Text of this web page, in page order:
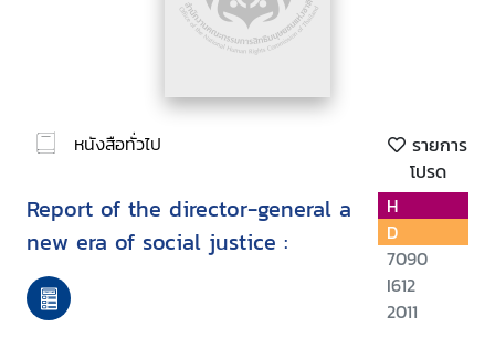
หนังสือทั่วไป
รายการ
โปรด
Report of the director-general a
new era of social justice :
H
D
7090
I612
2011